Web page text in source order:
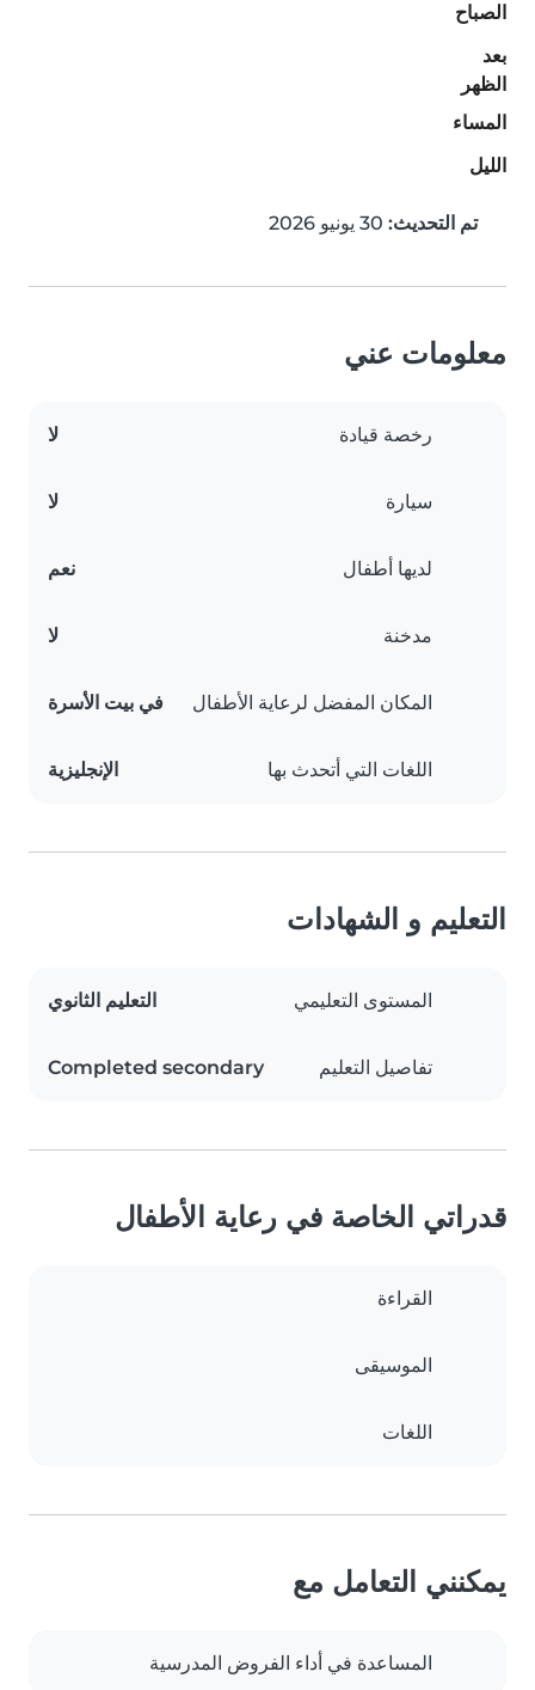
الصباح
بعد
الظهر
المساء
الليل
تم التحديث:
معلومات عني
رخصة قيادة لا
سيارة لا
لديها أطفال نعم
مدخنة لا
المكان المفضل لرعاية الأطفال في بيت الأسرة
اللغات التي أتحدث بها الإنجليزية
التعليم و الشهادات
المستوى التعليمي التعليم الثانوي
تفاصيل التعليم Completed secondary
قدراتي الخاصة في رعاية الأطفال
القراءة
الموسيقى
اللغات
يمكنني التعامل مع
المساعدة في أداء الفروض المدرسية